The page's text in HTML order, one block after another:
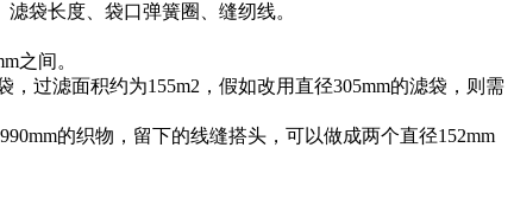
袋长度、袋口弹簧圈、缝纫线。
之间。
过滤面积约为155m2，假如改用直径305mm的滤袋，则需
的织物，留下的线缝搭头，可以做成两个直径152mm